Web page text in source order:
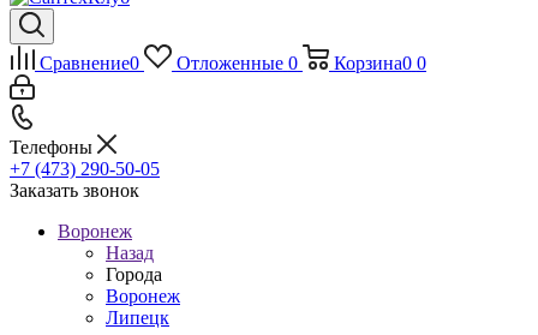
Сравнение0 Отложенные 0 Корзина0 0
Телефоны
+7 (473) 290-50-05
Заказать звонок
Воронеж
Назад
Города
Воронеж
Липецк